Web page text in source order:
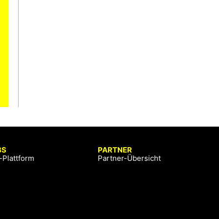
PARTNER
Partner-Übersicht